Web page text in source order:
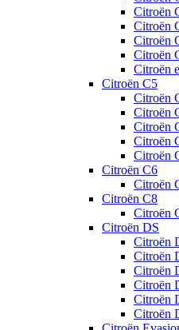
Citroën
Citroën
Citroën
Citroën
Citroën
Citroën C5
Citroën
Citroën
Citroën
Citroën
Citroën
Citroën C6
Citroën
Citroën C8
Citroën
Citroën DS
Citroën
Citroën
Citroën
Citroën
Citroën
Citroën